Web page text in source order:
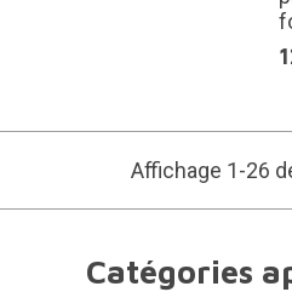
Affichage 1-26
Catégories